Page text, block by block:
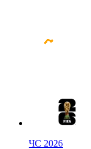
ЧС 2026